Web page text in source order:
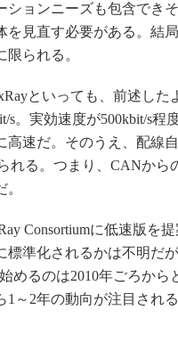
ションニーズも包含でき
を見直す必要がある。結
限られる。
といっても、前述した
s。実効速度が500kbit/s程
高速だ。そのうえ、配線
れる。つまり、CANから
Consortiumに低速版を
標準化されるかは不明だが
めるのは2010年ごろから
1～2年の動向が注目される